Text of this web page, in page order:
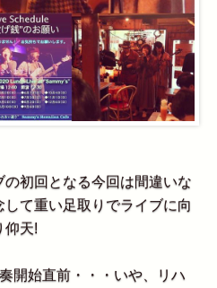
初回となる今回は間違いな
て重い足取りでライブに向
仰天!
開始直前・・・いや、リハ